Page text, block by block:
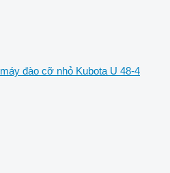
máy đào cỡ nhỏ Kubota U 48-4